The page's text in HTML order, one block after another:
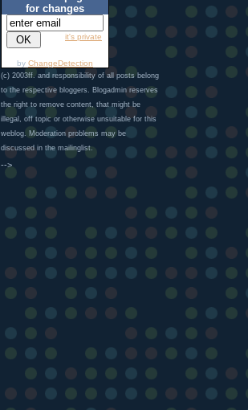
for changes
it's private
by ChangeDetection
(c) 2003ff. and responsibility of all posts belong
to the respective bloggers. Blogadmin reserves
the right to remove content, that might be
illegal, off topic or otherwise unsuitable for this
weblog. Moderation problems may be
discussed in the mailinglist.
-->